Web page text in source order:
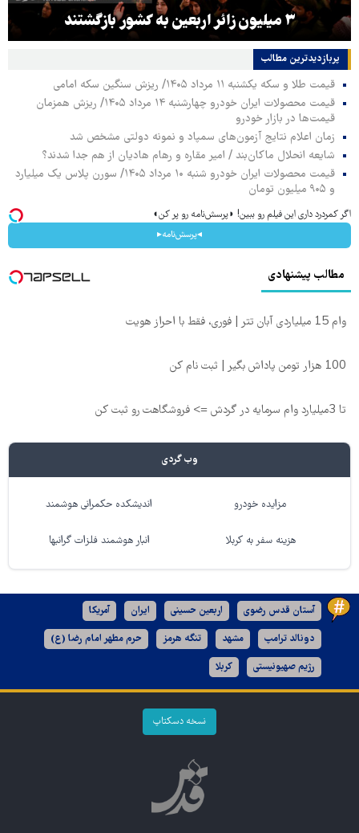
۳ میلیون زائر اربعین به کشور بازگشتند
پربازدیدترین‌ مطالب
قیمت طلا و سکه یکشنبه ۱۱ مرداد ۱۴۰۵/ ریزش سنگین سکه امامی
قیمت محصولات ایران خودرو چهارشنبه ۱۴ مرداد ۱۴۰۵/ ریزش همزمان
قیمت‌ها در بازار خودرو
زمان اعلام نتایج آزمون‌های سمپاد و نمونه دولتی مشخص شد
شایعه انحلال ماکان‌بند / امیر مقاره و رهام هادیان از هم جدا شدند؟
قیمت محصولات ایران خودرو شنبه ۱۰ مرداد ۱۴۰۵/ سورن پلاس یک میلیارد
و ۹۰۵ میلیون تومان
اگر کمردرد داری این فیلم رو ببین! ◗پرسش‌نامه رو پر کن◖
◂پرسش‌نامه▸
مطالب پیشنهادی
وام 15 میلیاردی آبان تتر | فوری، فقط با احراز هویت
100 هزار تومن پاداش بگیر | ثبت نام کن
تا 3میلیارد وام سرمایه در گردش => فروشگاهت رو ثبت کن
وب گردی
مزایده خودرو اندیشکده حکمرانی هوشمند
هزینه سفر به کربلا انبار هوشمند فلزات گرانبها
آستان قدس رضوی اربعین حسینی ایران آمریکا
دونالد ترامپ مشهد تنگه هرمز حرم مطهر امام رضا (ع)
رژیم صهیونیستی کربلا
نسخه دسکتاپ